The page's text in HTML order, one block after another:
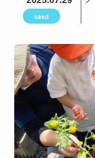
seed